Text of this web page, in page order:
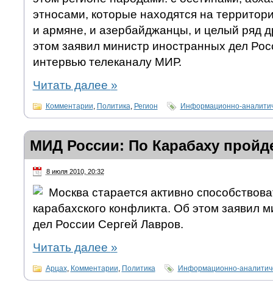
этносами, которые находятся на
и армяне, и азербайджанцы, и целый ряд
этом заявил министр иностранных дел
интервью телеканалу МИР.
Читать далее »
Комментарии, Политика, Регион Информационно-
МИД России: По Карабаху
8 июля 2010, 20:32
Москва старается активно
карабахского конфликта. Об этом заявил
дел России Сергей Лавров.
Читать далее »
Арцах, Комментарии Политика Информационно-